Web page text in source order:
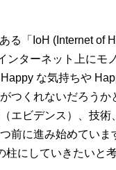
る「IoH (Internet of
ンターネット上にモ
な気持ちや
つくれないだろう
エビデンス）、技
前に進み始めてい
にしていきたいと